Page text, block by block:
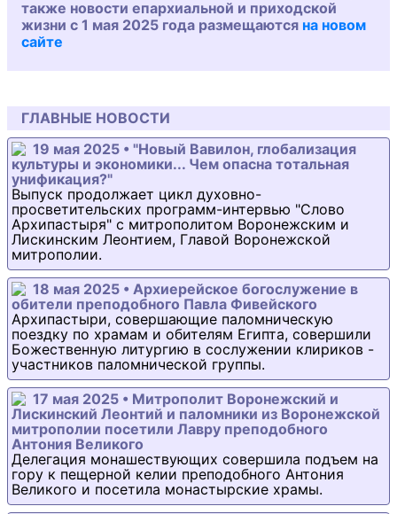
также новости епархиальной и приходской
жизни с 1 мая 2025 года размещаются на новом
сайте
ГЛАВНЫЕ НОВОСТИ
19 мая 2025 • "Новый Вавилон, глобализация
культуры и экономики... Чем опасна тотальная
унификация?"
Выпуск продолжает цикл духовно-
просветительских программ-интервью "Слово
Архипастыря" с митрополитом Воронежским и
Лискинским Леонтием, Главой Воронежской
митрополии.
18 мая 2025 • Архиерейское богослужение в
обители преподобного Павла Фивейского
Архипастыри, совершающие паломническую
поездку по храмам и обителям Египта, совершили
Божественную литургию в сослужении клириков -
участников паломнической группы.
17 мая 2025 • Митрополит Воронежский и
Лискинский Леонтий и паломники из Воронежской
митрополии посетили Лавру преподобного
Антония Великого
Делегация монашествующих совершила подъем на
гору к пещерной келии преподобного Антония
Великого и посетила монастырские храмы.